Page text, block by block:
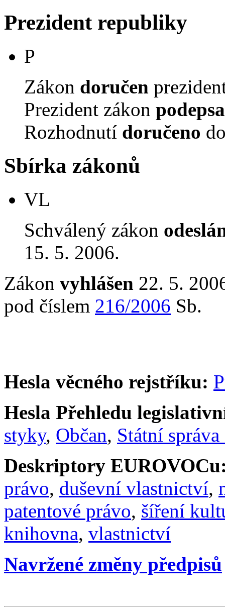
Prezident republiky
P
Zákon doručen
Prezident zákon
Rozhodnutí doručeno
Sbírka zákonů
VL
Schválený zákon
15. 5. 2006.
Zákon vyhlášen 22. 5.
pod číslem 216/2006 Sb.
Hesla věcného rejstříku:
Hesla Přehledu
styky, Občan, Státní
Deskriptory
právo, duševní vlastnictví,
patentové právo, šíření
knihovna, vlastnictví
Navržené změny předpisů